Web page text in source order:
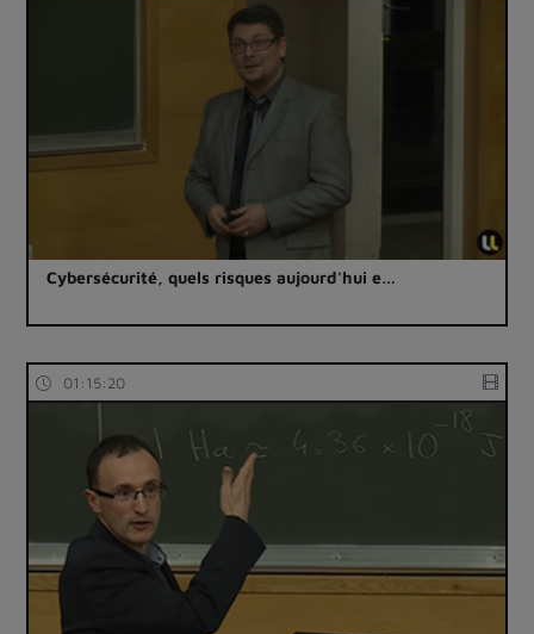
Cybersécurité, quels risques aujourd'hui e…
01:15:20